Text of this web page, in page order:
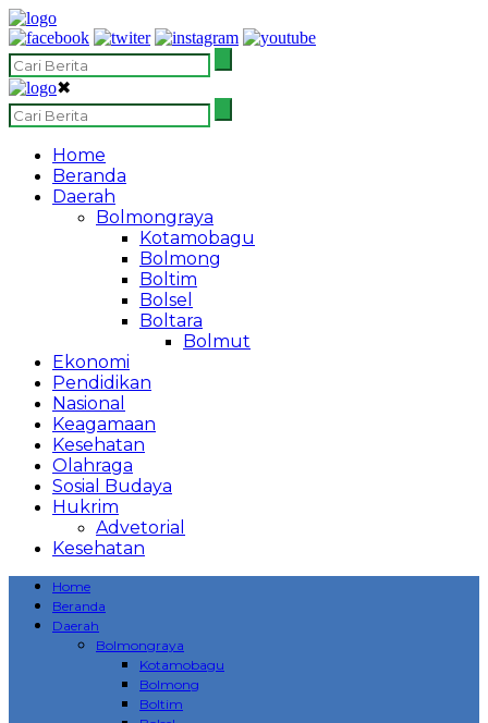
✖
Home
Beranda
Daerah
Bolmongraya
Kotamobagu
Bolmong
Boltim
Bolsel
Boltara
Bolmut
Ekonomi
Pendidikan
Nasional
Keagamaan
Kesehatan
Olahraga
Sosial Budaya
Hukrim
Advetorial
Kesehatan
Home
Beranda
Daerah
Bolmongraya
Kotamobagu
Bolmong
Boltim